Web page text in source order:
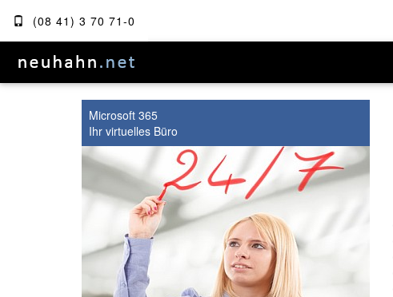
(08 41) 3 70 71-0
Microsoft 365
Ihr virtuelles Büro